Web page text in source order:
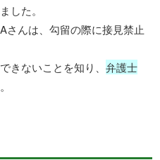
した。
さんは、勾留の際に接見禁止
きないことを知り、弁護士